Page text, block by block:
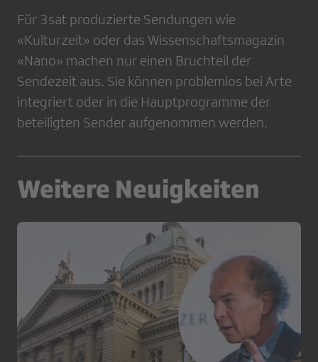
Für 3sat produzierte Sendungen wie
«Kulturzeit» oder das Wissenschaftsmagazin
«Nano» machen nur einen Bruchteil der
Sendezeit aus. Sie können problemlos bei Arte
integriert oder in die Hauptprogramme der
beteiligten Sender aufgenommen werden.
Weitere Neuigkeiten